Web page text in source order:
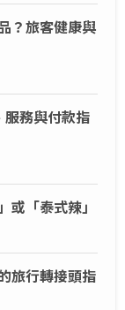
？旅客健康與
務與付款指
「泰式辣」
旅行轉接頭指